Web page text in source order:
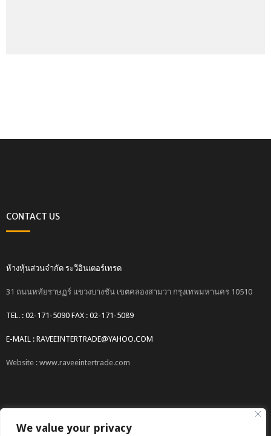
We value your privacy
CONTACT US
ห้างหุ้นส่วนจำกัด ระวีอินเตอร์เทรด
31 ถนนหทัยราษฏร์ แขวงบางชัน เขตคลองสามวา กรุงเทพมหานคร 10510
TEL. : 02-171-5090 FAX : 02-171-5089
E-MAIL : RAVEEINTERTRADE@YAHOO.COM
Website : www.raveeintertrade.com